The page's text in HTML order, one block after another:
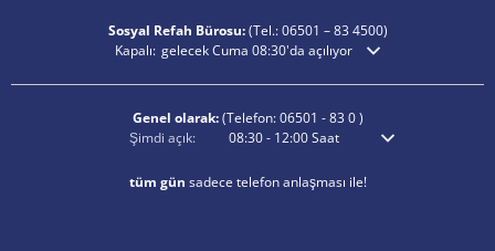
Sosyal Refah Bürosu:(Tel.:06501 – 834500)
Ek açılış veya kapanış saatlerini gizlemek için tıklayın
Kapalı: gelecek Cuma 08:30'da açılıyor
Genel olarak:(Telefon:06501 - 83 0)
Ek açılış veya kapanış saatlerini gizlemek için tıklayın
Şimdi açık: 08:30-12:00Saat Sabah 8:30'dan
tüm gün sadece telefon anlaşması ile!